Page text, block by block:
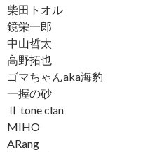
柴田トオル
鏡栄一郎
中山哲太
高野拓也
ゴマちゃんaka海豹
一握の砂
Ⅱ tone clan
MIHO
ARang